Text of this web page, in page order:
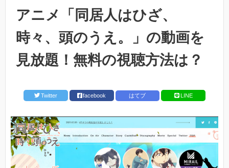
アニメ「同居人はひざ、
時々、頭のうえ。」の動画を
見放題！無料の視聴方法は？
Twitter facebook はてブ LINE